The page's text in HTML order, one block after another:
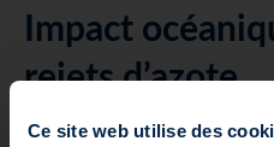
Ce site web utilise des
Impact
rejets d’azote